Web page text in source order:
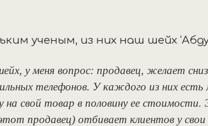
ученым, из них наш шейх
у меня вопрос: продавец, желает
телефонов. У каждого из них
на свой товар в половину ее
продавец) отбивает клиентов у